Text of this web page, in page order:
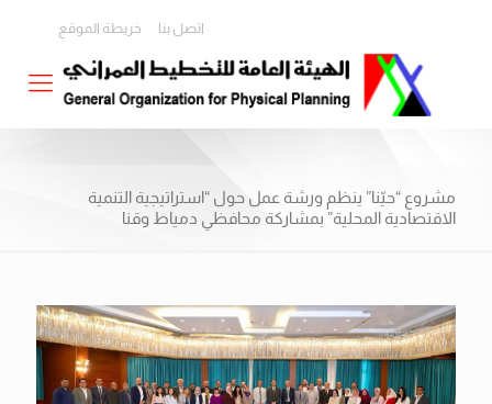
اتصل بنا خريطة الموقع
مشروع “حيّنا” ينظم ورشة عمل حول “استراتيجية التنمية
الاقتصادية المحلية” بمشاركة محافظي دمياط وقنا